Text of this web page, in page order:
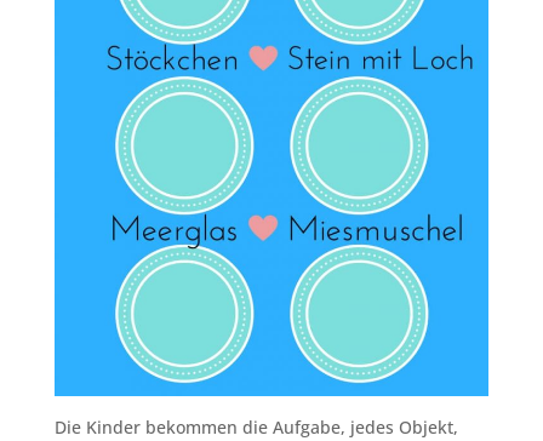
Die Kinder bekommen die Aufgabe, jedes Objekt,